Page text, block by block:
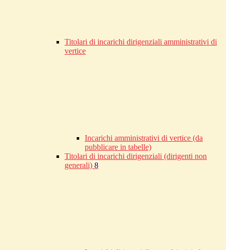
Titolari di incarichi dirigenziali amministrativi di
vertice
Incarichi amministrativi di vertice (da
pubblicare in tabelle)
Titolari di incarichi dirigenziali (dirigenti non
generali) 8